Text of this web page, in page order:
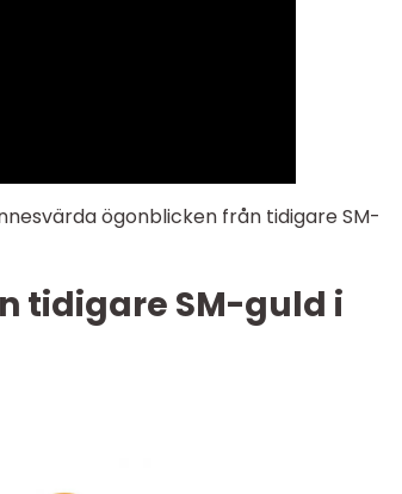
ögonblicken från tidigare SM-
tidigare SM-guld i